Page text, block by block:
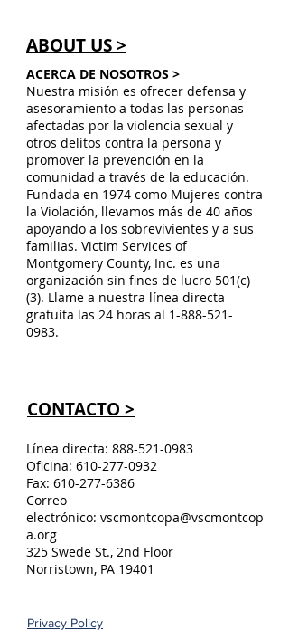
ABOUT US >
ACERCA DE NOSOTROS >
Nuestra misión es ofrecer defensa y
asesoramiento a todas las personas
afectadas por la violencia sexual y
otros delitos contra la persona y
promover la prevención en la
comunidad a través de la educación.
Fundada en 1974 como Mujeres contra
la Violación, llevamos más de 40 años
apoyando a los sobrevivientes y a sus
familias. Victim Services of
Montgomery County, Inc. es una
organización sin fines de lucro 501(c)
(3). Llame a nuestra línea directa
gratuita las 24 horas al 1-888-521-
0983.
CONTACTO >
Línea directa: 888-521-0983
Oficina: 610-277-0932
Fax: 610-277-6386
Correo
electrónico: vscmontcopa@vscmontcop
a.org
325 Swede St., 2nd Floor
Norristown, PA 19401
Privacy Policy